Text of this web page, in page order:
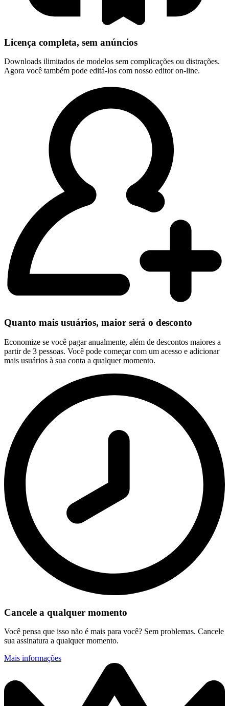
Licença completa, sem anúncios
Downloads ilimitados de modelos sem complicações ou distrações.
Agora você também pode editá-los com nosso editor on-line.
Quanto mais usuários, maior será o desconto
Economize se você pagar anualmente, além de descontos maiores a
partir de 3 pessoas. Você pode começar com um acesso e adicionar
mais usuários à sua conta a qualquer momento.
Cancele a qualquer momento
Você pensa que isso não é mais para você? Sem problemas. Cancele
sua assinatura a qualquer momento.
Mais informações